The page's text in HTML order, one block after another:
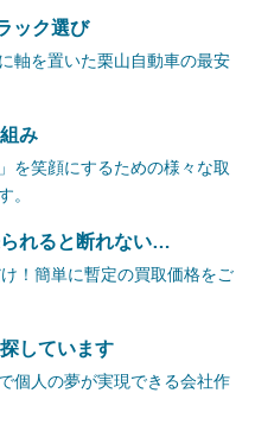
ック選び
軸を置いた栗山自動車の最安
み
を笑顔にするための様々な取
。
れると断れない…
！簡単に暫定の買取価格をご
しています
個人の夢が実現できる会社作